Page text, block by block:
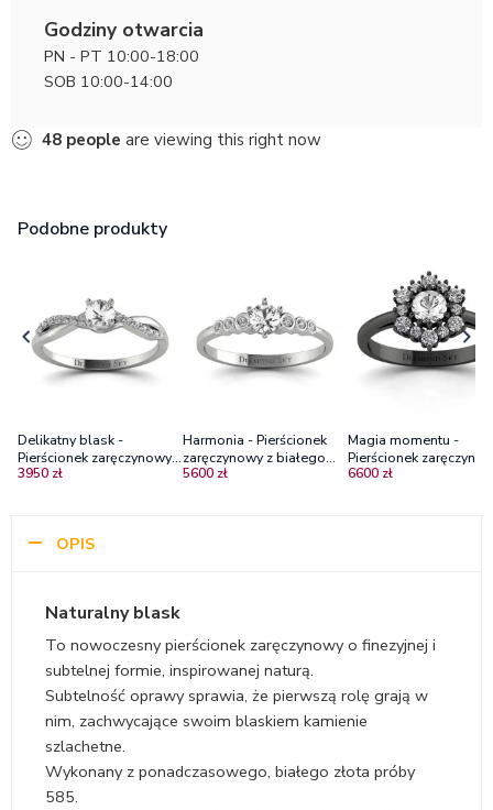
Godziny otwarcia
PN - PT 10:00-18:00
SOB 10:00-14:00
48 people are viewing this right now
Podobne produkty
Delikatny blask -
Pierścionek zaręczynowy z
białego złota z białym
3950 zł
Harmonia - Pierścionek
zaręczynowy z białego
złota z białym szafirem i
5600 zł
Magia momentu -
Pierścionek
czarnego złota z
6600 zł
OPIS
Naturalny blask
To nowoczesny pierścionek zaręczynowy o finezyjnej i
subtelnej formie, inspirowanej naturą.
Subtelność oprawy sprawia, że pierwszą rolę grają w
nim, zachwycające swoim blaskiem kamienie
szlachetne.
Wykonany z ponadczasowego, białego złota próby
585.